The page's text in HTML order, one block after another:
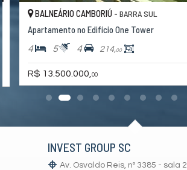
Entrada para Banhistas
Hall Decorado e Mobiliado
Lounge
Acessibilidade para PNE
BALNEÁRIO CAMBORIÚ -BARRA SUL
Apartamento no Edifício One Tower
4 5 4 214,00
R$ 13.500.000,00
INVEST GROUP SC
Av. Osvaldo Reis, nº 3385 - sala